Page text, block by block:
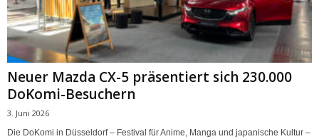
Neuer Mazda CX-5 präsentiert sich 230.000
DoKomi-Besuchern
3. Juni 2026
Die DoKomi in Düsseldorf – Festival für Anime, Manga und japanische Kultur –